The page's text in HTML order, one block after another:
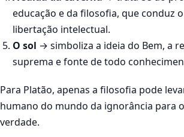
educação e da filosofia, que conduz
libertação intelectual.
O sol → simboliza a ideia do Bem, a
suprema e fonte de todo
Para Platão, apenas a filosofia pode
humano do mundo da ignorância para
verdade.